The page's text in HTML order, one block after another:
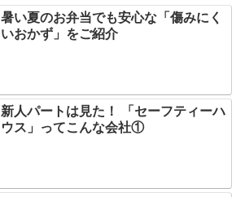
暑い夏のお弁当でも安心な「傷みにく
いおかず」をご紹介
新人パートは見た！ 「セーフティーハ
ウス」ってこんな会社①